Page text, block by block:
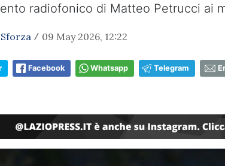
radiofonico di Matteo Petrucci ai
/ 09 May 2026, 12:22
Facebook Whatsapp Telegram